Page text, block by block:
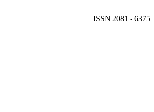
ISSN 2081 - 6375